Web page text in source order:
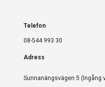
Telefon
08-544 993 30
Adress
Sunnanängsvägen 5 (Ingång